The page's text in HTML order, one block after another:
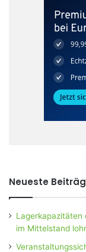
Neueste
Lagerkapazitäten
im Mittelstand